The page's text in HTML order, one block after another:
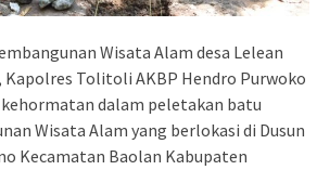
Wisata Alam desa Lelean
Tolitoli AKBP Hendro Purwoko
dalam peletakan batu
Wisata Alam yang berlokasi di Dusun
Kecamatan Baolan Kabupaten